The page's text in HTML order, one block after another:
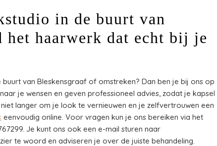
in de buurt van
het haarwerk dat echt bij je
van Bleskensgraaf of omstreken? Dan ben je bij ons op
je wensen en geven professioneel advies, zodat je kapsel
langer om je look te vernieuwen en je zelfvertrouwen een
eenvoudig online. Voor vragen kun je ons bereiken via het
Je kunt ons ook een e-mail sturen naar
te woord en adviseren je over de juiste behandeling.